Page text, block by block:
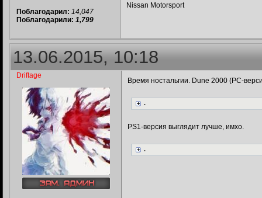
Поблагодарил: 14,047
Поблагодарили: 1,799
Nissan Motorsport
13.06.2015, 10:18
Driftage
Время ностальгии. Dune 2000 (РС-
.
PS1-версия выглядит лучше, имхо.
.